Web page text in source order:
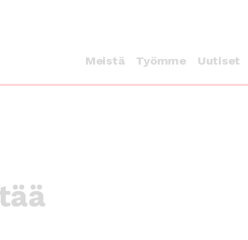
Meistä Työmme Uutiset